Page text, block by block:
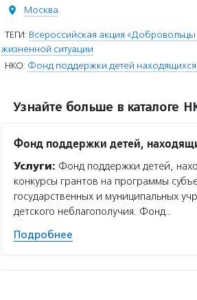
Москва
ТЕГИ: Всероссийская акция
жизненной ситуации
НКО: Фонд поддержки детей находящихся
Узнайте больше в каталоге
Фонд поддержки детей,
Услуги: Фонд поддержки детей,
конкурсы грантов на программы
государственных и муниципальных
детского неблагополучия. Фонд…
Подробнее